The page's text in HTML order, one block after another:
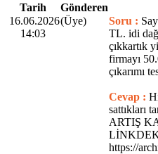
Tarih
Gönderen
16.06.2026
14:03
(Üye) Soru :
TL. idi
çıkkartık
firmayı
çıkarımı
Cevap :
sattıkları
ARTIŞ
https://